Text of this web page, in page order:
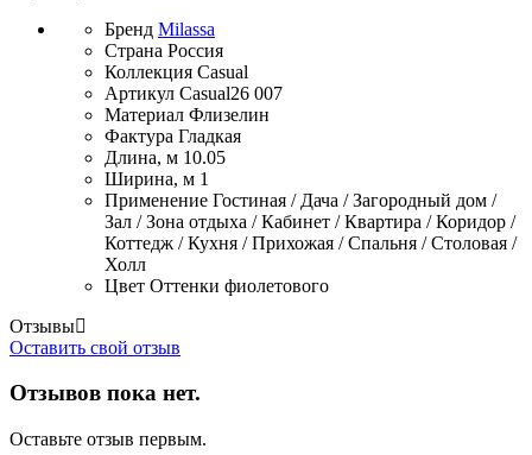
Бренд Milassa
Страна Россия
Коллекция Casual
Артикул Casual26 007
Материал Флизелин
Фактура Гладкая
Длина, м 10.05
Ширина, м 1
Применение Гостиная / Дача / Загородный дом /
Зал / Зона отдыха / Кабинет / Квартира / Коридор /
Коттедж / Кухня / Прихожая / Спальня / Столовая /
Холл
Цвет Оттенки фиолетового
Отзывы
Оставить свой отзыв
Отзывов пока нет.
Оставьте отзыв первым.